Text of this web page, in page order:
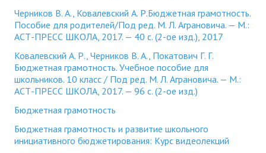
Черников В. А., Ковалевский А. Р.Бюджетная грамотность.
Пособие для родителей/Под ред. М. Л. Аграновича. — М.:
АСТ-ПРЕСС ШКОЛА, 2017. — 40 с. (2-ое изд.), 2017
Ковалевский А. Р., Черников В. А., Покатович Г. Г.
Бюджетная грамотность. Учебное пособие для
школьников. 10 класс / Под ред. М. Л. Аграновича. — М.:
АСТ-ПРЕСС ШКОЛА, 2017. — 96 с. (2-ое изд.)
Бюджетная грамотность
Бюджетная грамотность и развитие школьного
инициативного бюджетирования: Курс видеолекций